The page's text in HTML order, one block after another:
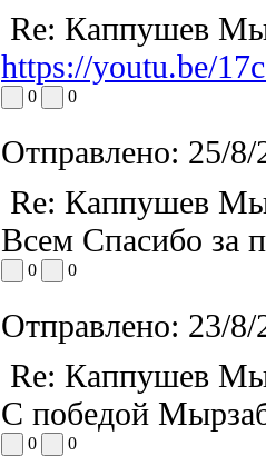
Re: Каппушев
https://youtu.be/
0 0
Отправлено: 25/
Re: Каппушев
Всем Спасибо за
0 0
Отправлено: 23/
Re: Каппушев
С победой
0 0